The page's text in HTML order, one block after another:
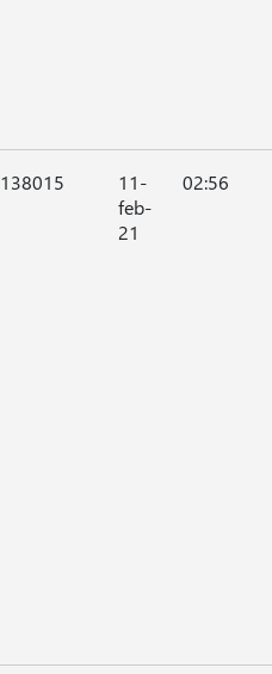
138015
11-
feb-
21
02:56